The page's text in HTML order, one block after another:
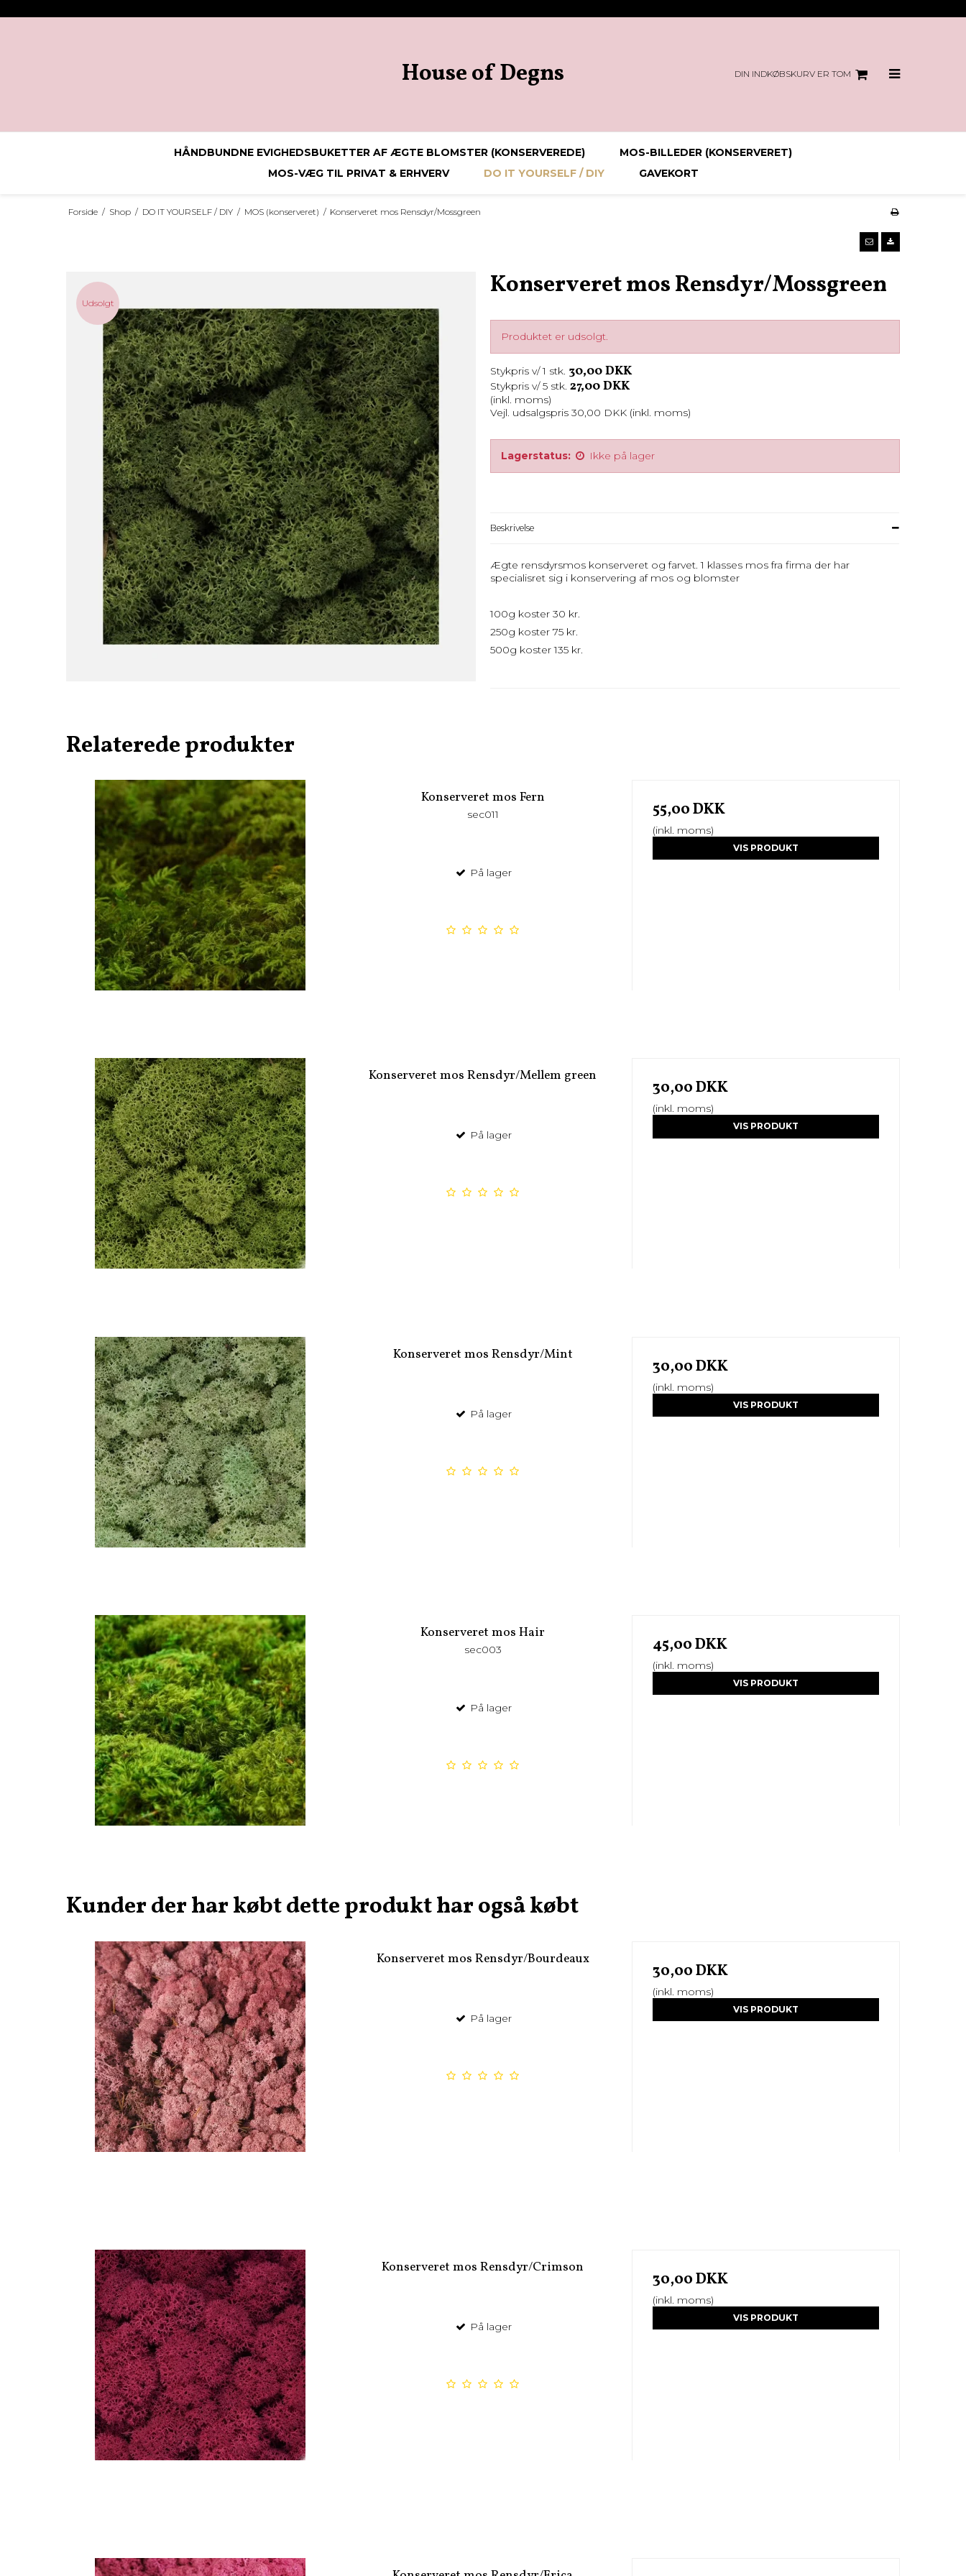
House of Degns DIN INDKØBSKURV ER TOM
HÅNDBUNDNE EVIGHEDSBUKETTER AF ÆGTE BLOMSTER (KONSERVEREDE)
MOS-BILLEDER (KONSERVERET)
MOS-VÆG TIL PRIVAT & ERHVERV
DO IT YOURSELF / DIY GAVEKORT
Forside / Shop / DO IT YOURSELF / DIY / MOS (konserveret) / Konserveret mos Rensdyr/Mossgreen
Udsolgt
Konserveret mos Rensdyr/Mossgreen
Produktet er udsolgt.
Stykpris v/ 1 stk. 30,00 DKK
Stykpris v/ 5 stk. 27,00 DKK
(inkl. moms)
Vejl. udsalgspris 30,00 DKK (inkl. moms)
Lagerstatus: Ikke på lager
Beskrivelse
Ægte rensdyrsmos konserveret og farvet. 1 klasses mos fra firma der har
specialisret sig i konservering af mos og blomster
100g koster 30 kr.
250g koster 75 kr.
500g koster 135 kr.
Relaterede produkter
Konserveret mos Fern
sec011
På lager
55,00 DKK
(inkl. moms)
VIS PRODUKT
Konserveret mos Rensdyr/Mellem green
På lager
30,00 DKK
(inkl. moms)
VIS PRODUKT
Konserveret mos Rensdyr/Mint
På lager
30,00 DKK
(inkl. moms)
VIS PRODUKT
Konserveret mos Hair
sec003
På lager
45,00 DKK
(inkl. moms)
VIS PRODUKT
Kunder der har købt dette produkt har også købt
Konserveret mos Rensdyr/Bourdeaux
På lager
30,00 DKK
(inkl. moms)
VIS PRODUKT
Konserveret mos Rensdyr/Crimson
På lager
30,00 DKK
(inkl. moms)
VIS PRODUKT